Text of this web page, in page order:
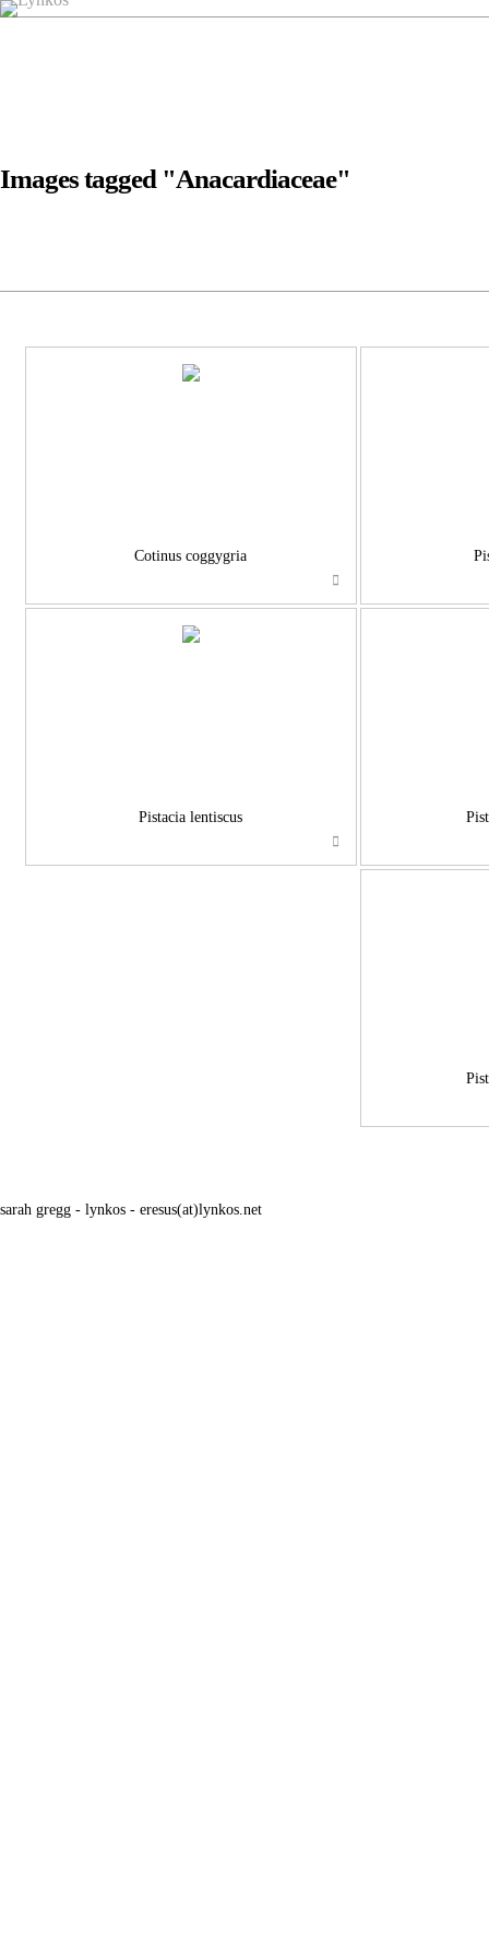
Images tagged "Anacardiaceae"
Cotinus coggygria
Pistacia lentiscus
sarah gregg - lynkos - eresus(at)lynkos.net